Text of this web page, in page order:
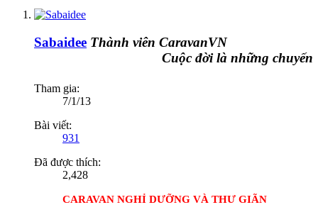
Sabaidee Thành viên CaravanVN
Cuộc đời là những chuyến đi
Tham gia:
7/1/13
Bài viết:
931
Đã được thích:
2,428
CARAVAN NGHỈ DƯỠNG VÀ THƯ GIÃN